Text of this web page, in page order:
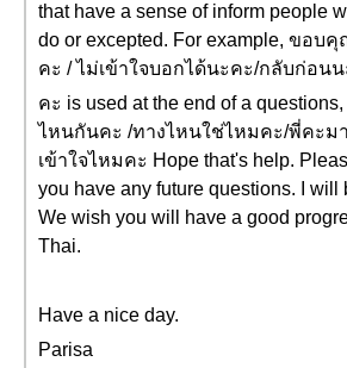
that have a sense of inform people
do or excepted. For example, ขอบ
คะ / ไม่เข้าใจบอกได้นะคะ/กลับก่อนน
คะ is used at the end of a
ไหนกันคะ /ทางไหนใช่ไหมคะ/พี่คะม
เข้าใจไหมคะ Hope that's help.
you have any future questions. I will
We wish you will have a good
Thai.
Have a nice day.
Parisa